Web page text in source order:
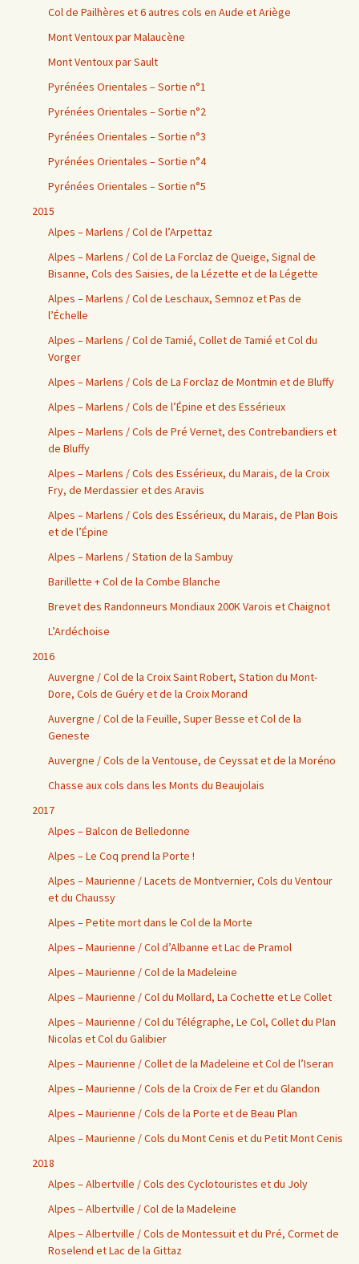
Col de Pailhères et 6 autres cols en Aude et Ariège
Mont Ventoux par Malaucène
Mont Ventoux par Sault
Pyrénées Orientales – Sortie n°1
Pyrénées Orientales – Sortie n°2
Pyrénées Orientales – Sortie n°3
Pyrénées Orientales – Sortie n°4
Pyrénées Orientales – Sortie n°5
2015
Alpes – Marlens / Col de l’Arpettaz
Alpes – Marlens / Col de La Forclaz de Queige, Signal de
Bisanne, Cols des Saisies, de la Lézette et de la Légette
Alpes – Marlens / Col de Leschaux, Semnoz et Pas de
l’Échelle
Alpes – Marlens / Col de Tamié, Collet de Tamié et Col du
Vorger
Alpes – Marlens / Cols de La Forclaz de Montmin et de Bluffy
Alpes – Marlens / Cols de l’Épine et des Essérieux
Alpes – Marlens / Cols de Pré Vernet, des Contrebandiers et
de Bluffy
Alpes – Marlens / Cols des Essérieux, du Marais, de la Croix
Fry, de Merdassier et des Aravis
Alpes – Marlens / Cols des Essérieux, du Marais, de Plan Bois
et de l’Épine
Alpes – Marlens / Station de la Sambuy
Barillette + Col de la Combe Blanche
Brevet des Randonneurs Mondiaux 200K Varois et Chaignot
L’Ardéchoise
2016
Auvergne / Col de la Croix Saint Robert, Station du Mont-
Dore, Cols de Guéry et de la Croix Morand
Auvergne / Col de la Feuille, Super Besse et Col de la
Geneste
Auvergne / Cols de la Ventouse, de Ceyssat et de la Moréno
Chasse aux cols dans les Monts du Beaujolais
2017
Alpes – Balcon de Belledonne
Alpes – Le Coq prend la Porte !
Alpes – Maurienne / Lacets de Montvernier, Cols du Ventour
et du Chaussy
Alpes – Petite mort dans le Col de la Morte
Alpes – Maurienne / Col d’Albanne et Lac de Pramol
Alpes – Maurienne / Col de la Madeleine
Alpes – Maurienne / Col du Mollard, La Cochette et Le Collet
Alpes – Maurienne / Col du Télégraphe, Le Col, Collet du Plan
Nicolas et Col du Galibier
Alpes – Maurienne / Collet de la Madeleine et Col de l’Iseran
Alpes – Maurienne / Cols de la Croix de Fer et du Glandon
Alpes – Maurienne / Cols de la Porte et de Beau Plan
Alpes – Maurienne / Cols du Mont Cenis et du Petit Mont Cenis
2018
Alpes – Albertville / Cols des Cyclotouristes et du Joly
Alpes – Albertville / Col de la Madeleine
Alpes – Albertville / Cols de Montessuit et du Pré, Cormet de
Roselend et Lac de la Gittaz